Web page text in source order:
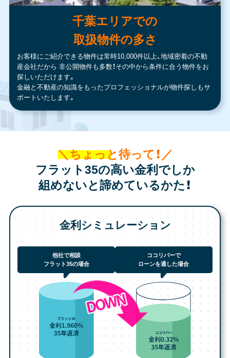
千葉エリアでの
取扱物件の多さ
お客様にご紹介できる物件は常時10,000件以上、地域密着の不動
産会社だから 非公開物件も多数！その中から条件に合う物件をお
探しいただけます。
金融と不動産の知識をもったプロフェッショナルが物件探しもサ
ポートいたします。
＼ちょっと待って！／
フラット35の高い金利でしか
組めないと諦めているかた！
金利シミュレーション
他社で相談
フラット35の場合
ココリバーで
ローンを通した場合